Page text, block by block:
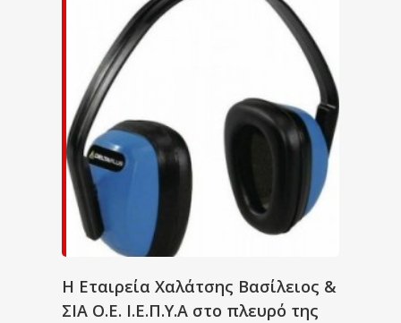
Η Εταιρεία Χαλάτσης Βασίλειος &
ΣΙΑ Ο.Ε. Ι.Ε.Π.Υ.Α στο πλευρό της